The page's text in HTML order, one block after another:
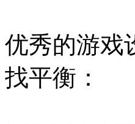
优秀的游戏
找平衡：